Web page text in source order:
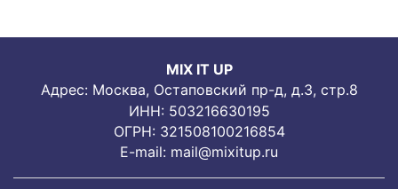
MIX IT UP
Адрес: Москва, Остаповский пр-д, д.3, стр.8
ИНН: 503216630195
ОГРН: 321508100216854
E-mail: mail@mixitup.ru